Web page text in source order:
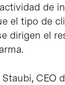
de
el tipo de
dirigen el
CEO